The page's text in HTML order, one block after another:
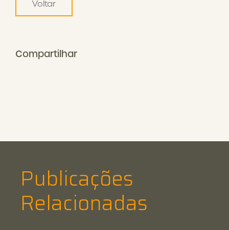
Voltar
Compartilhar
Publicações
Relacionadas